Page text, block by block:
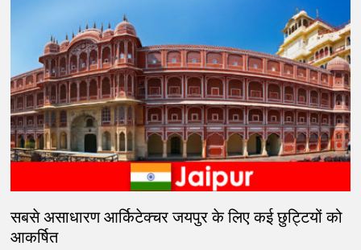
सबसे असाधारण आर्किटेक्चर जयपुर के लिए कई छुट्टियों को
आकर्षित